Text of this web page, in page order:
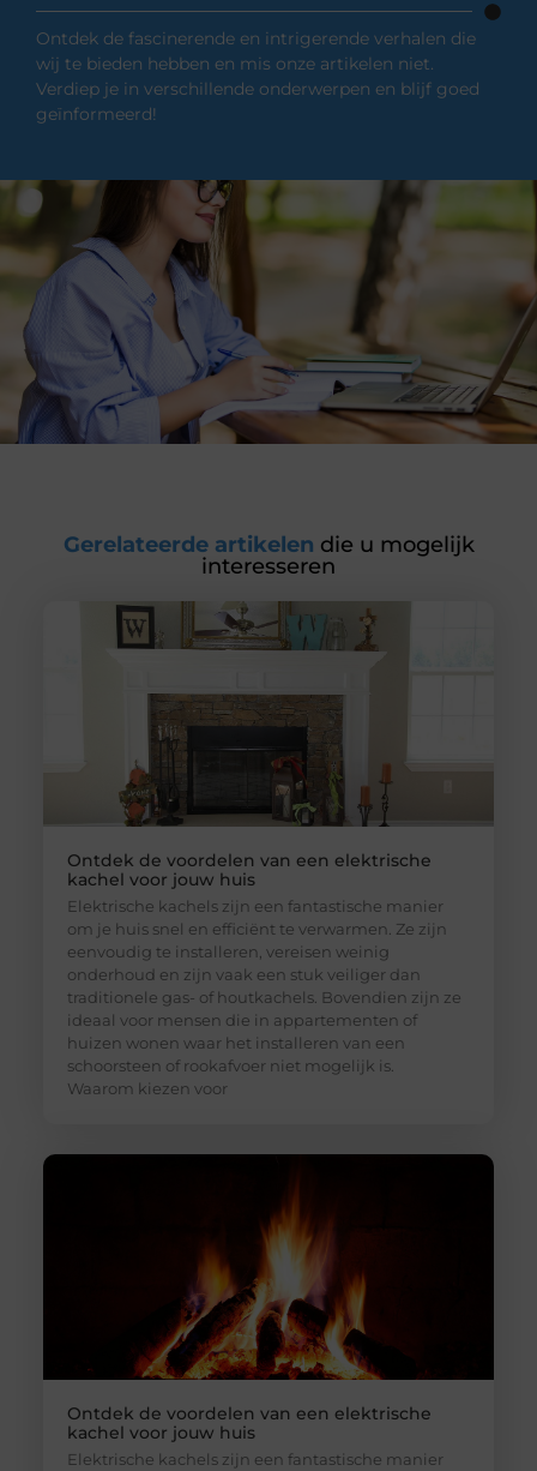
Ontdek de fascinerende en intrigerende verhalen die
wij te bieden hebben en mis onze artikelen niet.
Verdiep je in verschillende onderwerpen en blijf goed
geïnformeerd!
Gerelateerde artikelen die u mogelijk
interesseren
Ontdek de voordelen van een elektrische
kachel voor jouw huis
Elektrische kachels zijn een fantastische manier
om je huis snel en efficiënt te verwarmen. Ze zijn
eenvoudig te installeren, vereisen weinig
onderhoud en zijn vaak een stuk veiliger dan
traditionele gas- of houtkachels. Bovendien zijn ze
ideaal voor mensen die in appartementen of
huizen wonen waar het installeren van een
schoorsteen of rookafvoer niet mogelijk is.
Waarom kiezen voor
Ontdek de voordelen van een elektrische
kachel voor jouw huis
Elektrische kachels zijn een fantastische manier